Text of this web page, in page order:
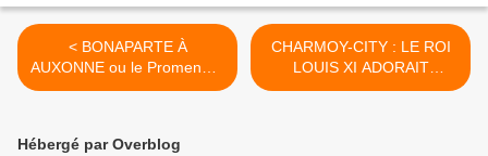
< BONAPARTE À
AUXONNE ou le Promeneur
Solitaire Corse (7) - du 07
fondateur)
CHARMOY-CITY : LE ROI
LOUIS XI ADORAIT
COURIR DANS LES
Hébergé par Overblog